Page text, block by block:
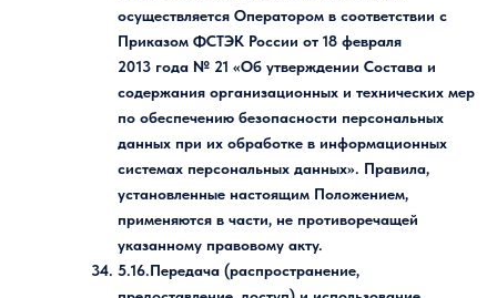
осуществляется Оператором в соответствии с
Приказом ФСТЭК России от 18 февраля
2013 года № 21 «Об утверждении Состава и
содержания организационных и технических мер
по обеспечению безопасности персональных
данных при их обработке в информационных
системах персональных данных». Правила,
установленные настоящим Положением,
применяются в части, не противоречащей
указанному правовому акту.
5.16.Передача (распространение,